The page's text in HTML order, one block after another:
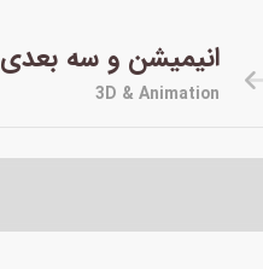
انیمیشن و سه بعدی
3D & Animation